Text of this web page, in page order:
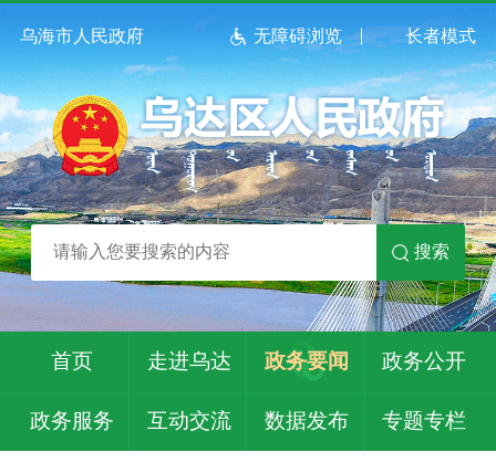
乌海市人民政府 无障碍浏览 长者模式
搜索
首页 走进乌达 政务要闻 政务公开
政务服务 互动交流 数据发布 专题专栏